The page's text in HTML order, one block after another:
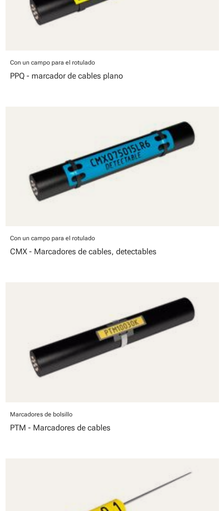
Con un campo para el rotulado
PPQ - marcador de cables plano
Con un campo para el rotulado
CMX - Marcadores de cables, detectables
Marcadores de bolsillo
PTM - Marcadores de cables